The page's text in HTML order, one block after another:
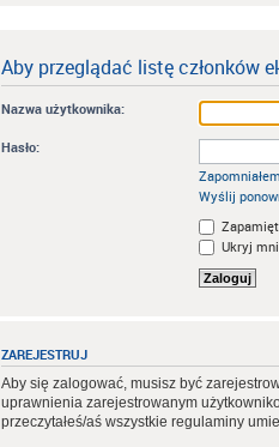
Aby przeglądać listę członków
Nazwa użytkownika:
Hasło:
Wyślij
Ukryj
ZAREJESTRUJ
Aby się zalogować, musisz być
uprawnienia zarejestrowanym
przeczytałeś/aś wszystkie regulaminy